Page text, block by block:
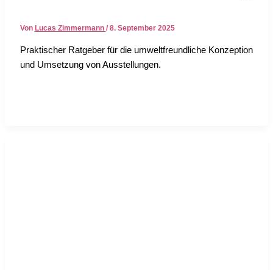
Von Lucas Zimmermann / 8. September 2025
Prak­ti­scher Rat­ge­ber für die umwelt­freund­li­che Kon­zep­ti­on
und Umset­zung von Aus­stel­lun­gen.